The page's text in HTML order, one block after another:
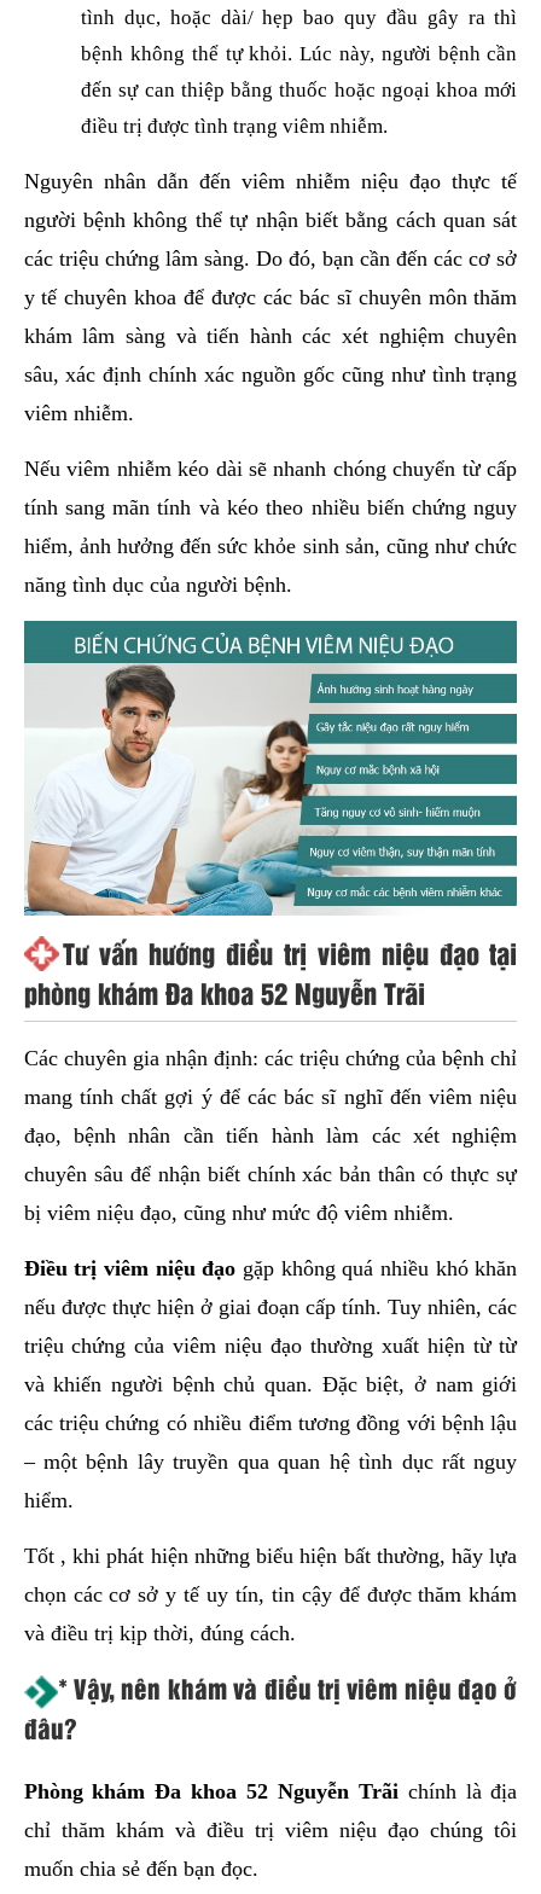
tình dục, hoặc dài/ hẹp bao quy đầu gây ra thì
bệnh không thể tự khỏi. Lúc này, người bệnh cần
đến sự can thiệp bằng thuốc hoặc ngoại khoa mới
điều trị được tình trạng viêm nhiễm.
Nguyên nhân dẫn đến viêm nhiễm niệu đạo thực tế
người bệnh không thể tự nhận biết bằng cách quan sát
các triệu chứng lâm sàng. Do đó, bạn cần đến các cơ sở
y tế chuyên khoa để được các bác sĩ chuyên môn thăm
khám lâm sàng và tiến hành các xét nghiệm chuyên
sâu, xác định chính xác nguồn gốc cũng như tình trạng
viêm nhiễm.
Nếu viêm nhiễm kéo dài sẽ nhanh chóng chuyển từ cấp
tính sang mãn tính và kéo theo nhiều biến chứng nguy
hiểm, ảnh hưởng đến sức khỏe sinh sản, cũng như chức
năng tình dục của người bệnh.
Tư vấn hướng điều trị viêm niệu đạo tại
phòng khám Đa khoa 52 Nguyễn Trãi
Các chuyên gia nhận định: các triệu chứng của bệnh chỉ
mang tính chất gợi ý để các bác sĩ nghĩ đến viêm niệu
đạo, bệnh nhân cần tiến hành làm các xét nghiệm
chuyên sâu để nhận biết chính xác bản thân có thực sự
bị viêm niệu đạo, cũng như mức độ viêm nhiễm.
Điều trị viêm niệu đạo gặp không quá nhiều khó khăn
nếu được thực hiện ở giai đoạn cấp tính. Tuy nhiên, các
triệu chứng của viêm niệu đạo thường xuất hiện từ từ
và khiến người bệnh chủ quan. Đặc biệt, ở nam giới
các triệu chứng có nhiều điểm tương đồng với bệnh lậu
– một bệnh lây truyền qua quan hệ tình dục rất nguy
hiểm.
Tốt , khi phát hiện những biểu hiện bất thường, hãy lựa
chọn các cơ sở y tế uy tín, tin cậy để được thăm khám
và điều trị kịp thời, đúng cách.
* Vậy, nên khám và điều trị viêm niệu đạo ở
đâu?
Phòng khám Đa khoa 52 Nguyễn Trãi chính là địa
chỉ thăm khám và điều trị viêm niệu đạo chúng tôi
muốn chia sẻ đến bạn đọc.